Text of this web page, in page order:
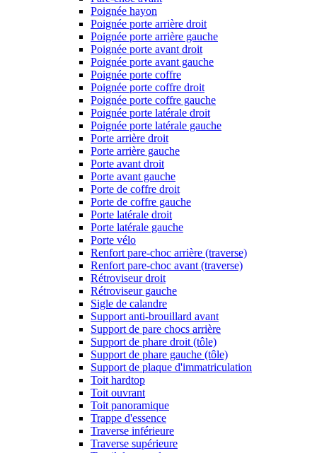
Poignée hayon
Poignée porte arrière droit
Poignée porte arrière gauche
Poignée porte avant droit
Poignée porte avant gauche
Poignée porte coffre
Poignée porte coffre droit
Poignée porte coffre gauche
Poignée porte latérale droit
Poignée porte latérale gauche
Porte arrière droit
Porte arrière gauche
Porte avant droit
Porte avant gauche
Porte de coffre droit
Porte de coffre gauche
Porte latérale droit
Porte latérale gauche
Porte vélo
Renfort pare-choc arrière (traverse)
Renfort pare-choc avant (traverse)
Rétroviseur droit
Rétroviseur gauche
Sigle de calandre
Support anti-brouillard avant
Support de pare chocs arrière
Support de phare droit (tôle)
Support de phare gauche (tôle)
Support de plaque d'immatriculation
Toit hardtop
Toit ouvrant
Toit panoramique
Trappe d'essence
Traverse inférieure
Traverse supérieure